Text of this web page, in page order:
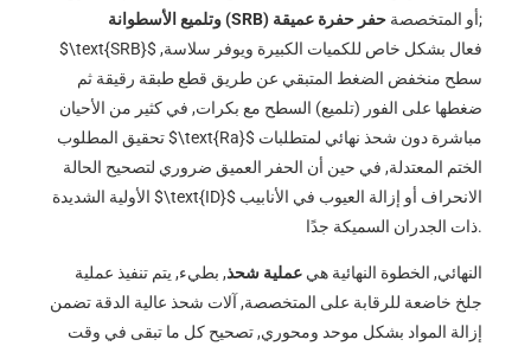
وتلميع الأسطوانة (SRB)
أو المتخصصةحفر حفرة عميقة
;
$\text{SRB}$
سطح منخفض الضغط المتبقي عن طريق قطع طبقة رقيقة ثم
ضغطها على الفور (تلميع) السطح مع بكرات, في كثير من الأحيان
تحقيق المطلوب$\text{Ra}$
الختم المعتدلة, في حين أن الحفر العميق ضروري لتصحيح الحالة
$\text{ID}$
ذات الجدران السميكة جدًا.
النهائي, الخطوة النهائية هيعملية شحذ, بطيء, يتم تنفيذ عملية
جلخ خاضعة للرقابة على المتخصصة, آلات شحذ عالية الدقة تضمن
إزالة المواد بشكل موحد ومحوري, تصحيح كل ما تبقى في وقت